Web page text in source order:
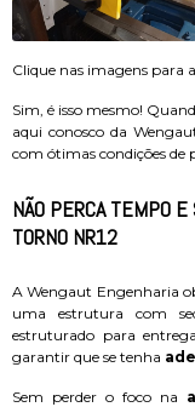
Clique nas imagens para
Sim, é isso mesmo!
aqui conosco da
com ótimas condições de
NÃO PERCA TEMPO E
TORNO NR12
A Wengaut Engenharia
uma estrutura com
estruturado para
garantir que se tenha
Sem perder o foco na